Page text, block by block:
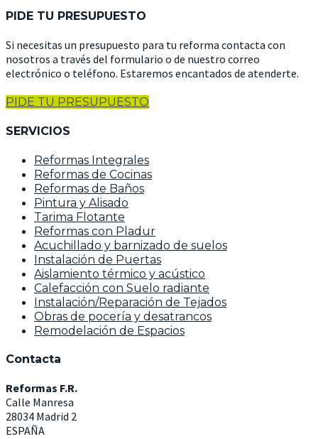
PIDE TU PRESUPUESTO
Si necesitas un presupuesto para tu reforma contacta con
nosotros a través del formulario o de nuestro correo
electrónico o teléfono. Estaremos encantados de atenderte.
PIDE TU PRESUPUESTO
SERVICIOS
Reformas Integrales
Reformas de Cocinas
Reformas de Baños
Pintura y Alisado
Tarima Flotante
Reformas con Pladur
Acuchillado y barnizado de suelos
Instalación de Puertas
Aislamiento térmico y acústico
Calefacción con Suelo radiante
Instalación/Reparación de Tejados
Obras de pocería y desatrancos
Remodelación de Espacios
Contacta
Reformas F.R.
Calle Manresa
28034 Madrid 2
ESPAÑA